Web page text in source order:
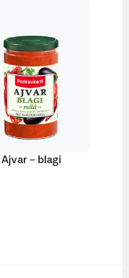
Ajvar – blagi